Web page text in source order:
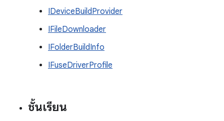
IDeviceBuildProvider
IFileDownloader
IFolderBuildInfo
IFuseDriverProfile
ชั้นเรียน